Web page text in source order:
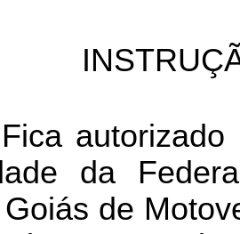
Fica
da
de